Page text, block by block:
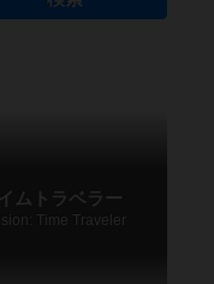
ムトラベラー
Time Traveler